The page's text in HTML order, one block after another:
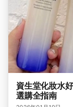
資生堂化妝水
選購全指南